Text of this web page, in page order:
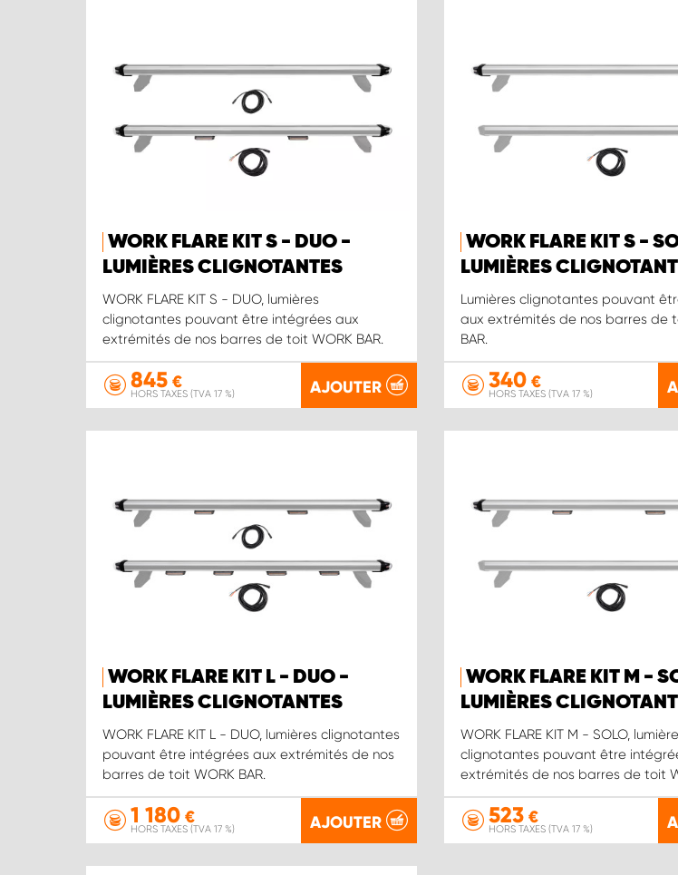
WORK FLARE KIT S - DUO -
LUMIÈRES CLIGNOTANTES
WORK FLARE KIT S - DUO, lumières
clignotantes pouvant être intégrées aux
extrémités de nos barres de toit WORK BAR.
845 €
HORS TAXES (TVA 17 %) AJOUTER
WORK FLARE KIT S -
LUMIÈRES
Lumières clignotantes pouvant
aux extrémités de nos barres de
BAR.
340€
HORS TAXES (TVA 17 %)
WORK FLARE KIT L - DUO -
LUMIÈRES CLIGNOTANTES
WORK FLARE KIT L - DUO, lumières clignotantes
pouvant être intégrées aux extrémités de nos
barres de toit WORK BAR.
1 180 €
HORS TAXES (TVA 17 %) AJOUTER
WORK FLARE KIT M -
LUMIÈRES
WORK FLARE KIT M - SOLO,
clignotantes pouvant être
extrémités de nos barres de toit
523€
HORS TAXES (TVA 17 %)